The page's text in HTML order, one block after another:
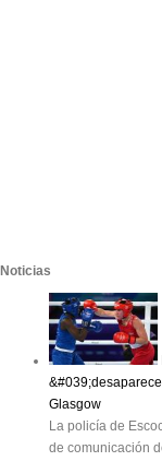
Noticias
Glasgow
La policía de
de comunicación